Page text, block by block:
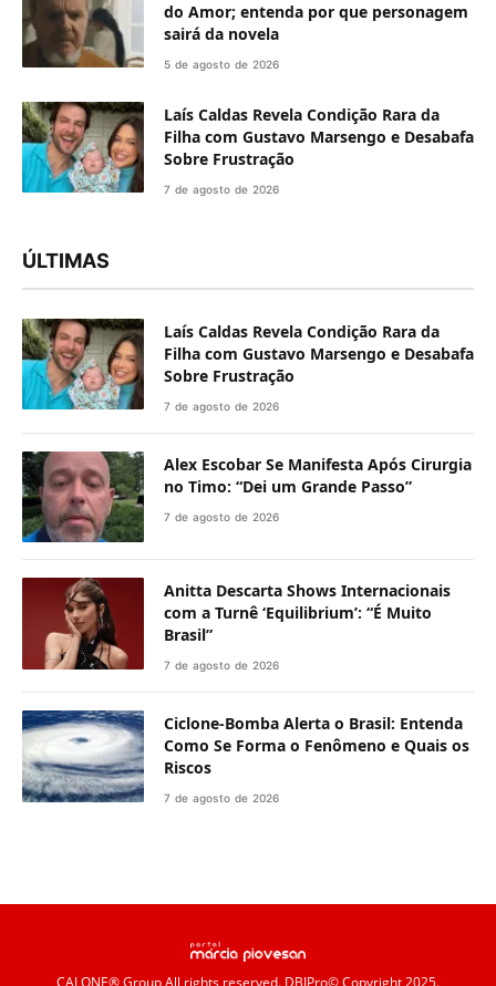
do Amor; entenda por que personagem
sairá da novela
5 de agosto de 2026
Laís Caldas Revela Condição Rara da
Filha com Gustavo Marsengo e Desabafa
Sobre Frustração
7 de agosto de 2026
ÚLTIMAS
Laís Caldas Revela Condição Rara da
Filha com Gustavo Marsengo e Desabafa
Sobre Frustração
7 de agosto de 2026
Alex Escobar Se Manifesta Após Cirurgia
no Timo: “Dei um Grande Passo”
7 de agosto de 2026
Anitta Descarta Shows Internacionais
com a Turnê ‘Equilibrium’: “É Muito
Brasil”
7 de agosto de 2026
Ciclone-Bomba Alerta o Brasil: Entenda
Como Se Forma o Fenômeno e Quais os
Riscos
7 de agosto de 2026
CALONE® GroupAll rights reserved. DBIPro© Copyright 2025.